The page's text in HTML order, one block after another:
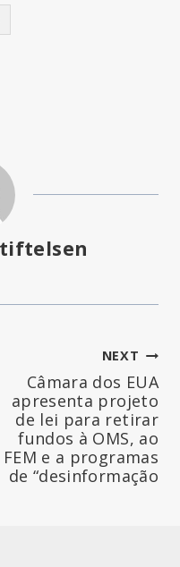
NEXT
Câmara dos EUA
apresenta projeto
de lei para retirar
fundos à OMS, ao
FEM e a programas
de “desinformação